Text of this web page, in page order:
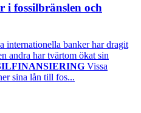
i fossilbränslen och
internationella banker har dragit
andra har tvärtom ökat sin
Vissa
sina lån till fos...